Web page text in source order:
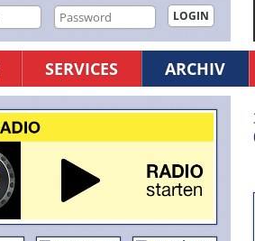
SERVICES ARCHIV